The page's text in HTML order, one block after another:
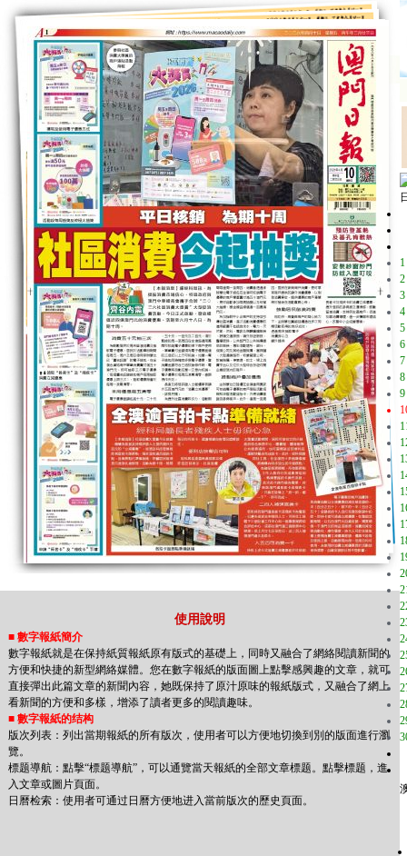
使用說明
■ 數字報紙簡介
數字報紙就是在保持紙質報紙原有版式的基礎上，同時又融合了網絡閱讀新聞的
方便和快捷的新型網絡媒體。您在數字報紙的版面圖上點擊感興趣的文章，就可
直接彈出此篇文章的新聞內容，她既保持了原汁原味的報紙版式，又融合了網上
看新聞的方便和多樣，增添了讀者更多的閱讀趣味。
■ 數字報紙的结构
版次列表：列出當期報紙的所有版次，使用者可以方便地切換到別的版面進行瀏
覽。
標题導航：點擊“標题導航”，可以通覽當天報紙的全部文章標题。點擊標题，進
入文章或圖片頁面。
日曆检索：使用者可通过日曆方便地进入當前版次的歷史頁面。
1
2
3
4
5
6
7
8
9